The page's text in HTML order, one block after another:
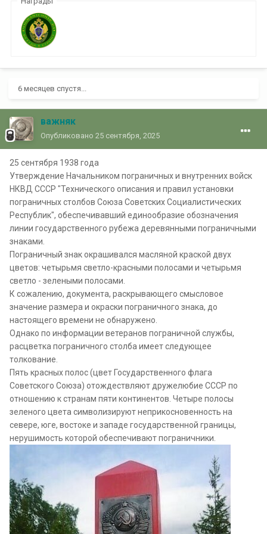
6 месяцев спустя...
важняк
Опубликовано 25 сентября, 2025
25 сентября 1938 года
Утверждение Начальником пограничных и внутренних войск
НКВД СССР "Технического описания и правил установки
пограничных столбов Союза Советских Социалистических
Республик", обеспечивавший единообразие обозначения
линии государственного рубежа деревянными пограничными
знаками.
Пограничный знак окрашивался масляной краской двух
цветов: четырьмя светло-красными полосами и четырьмя
светло - зелеными полосами.
К сожалению, документа, раскрывающего смысловое
значение размера и окраски пограничного знака, до
настоящего времени не обнаружено.
Однако по информации ветеранов пограничной службы,
расцветка пограничного столба имеет следующее
толкование.
Пять красных полос (цвет Государственного флага
Советского Союза) отождествляют дружелюбие СССР по
отношению к странам пяти континентов. Четыре полосы
зеленого цвета символизируют неприкосновенность на
севере, юге, востоке и западе государственной границы,
нерушимость которой обеспечивают пограничники.